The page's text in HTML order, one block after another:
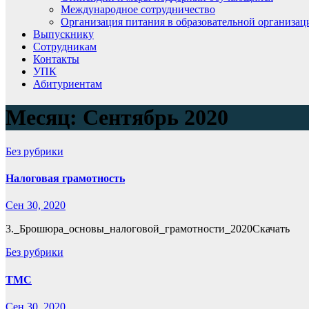
Международное сотрудничество
Организация питания в образовательной
Выпускнику
Сотрудникам
Контакты
УПК
Абитуриентам
Месяц: Сентябрь 2020
Без рубрики
Налоговая грамотность
Сен 30, 2020
3._Брошюра_основы_налоговой_грамотности_2020Скачать
Без рубрики
ТМС
Сен 30, 2020